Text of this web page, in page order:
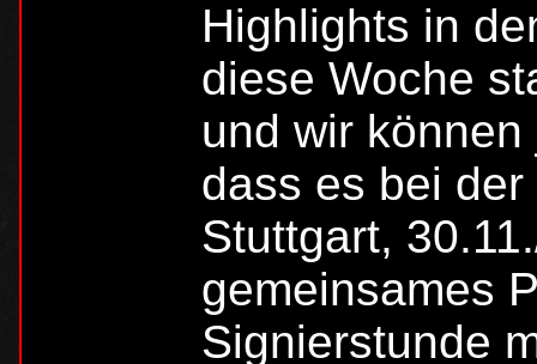
Highlights in
diese Woche
und wir
dass es bei
Stuttgart,
gemeinsames
Signierstunde